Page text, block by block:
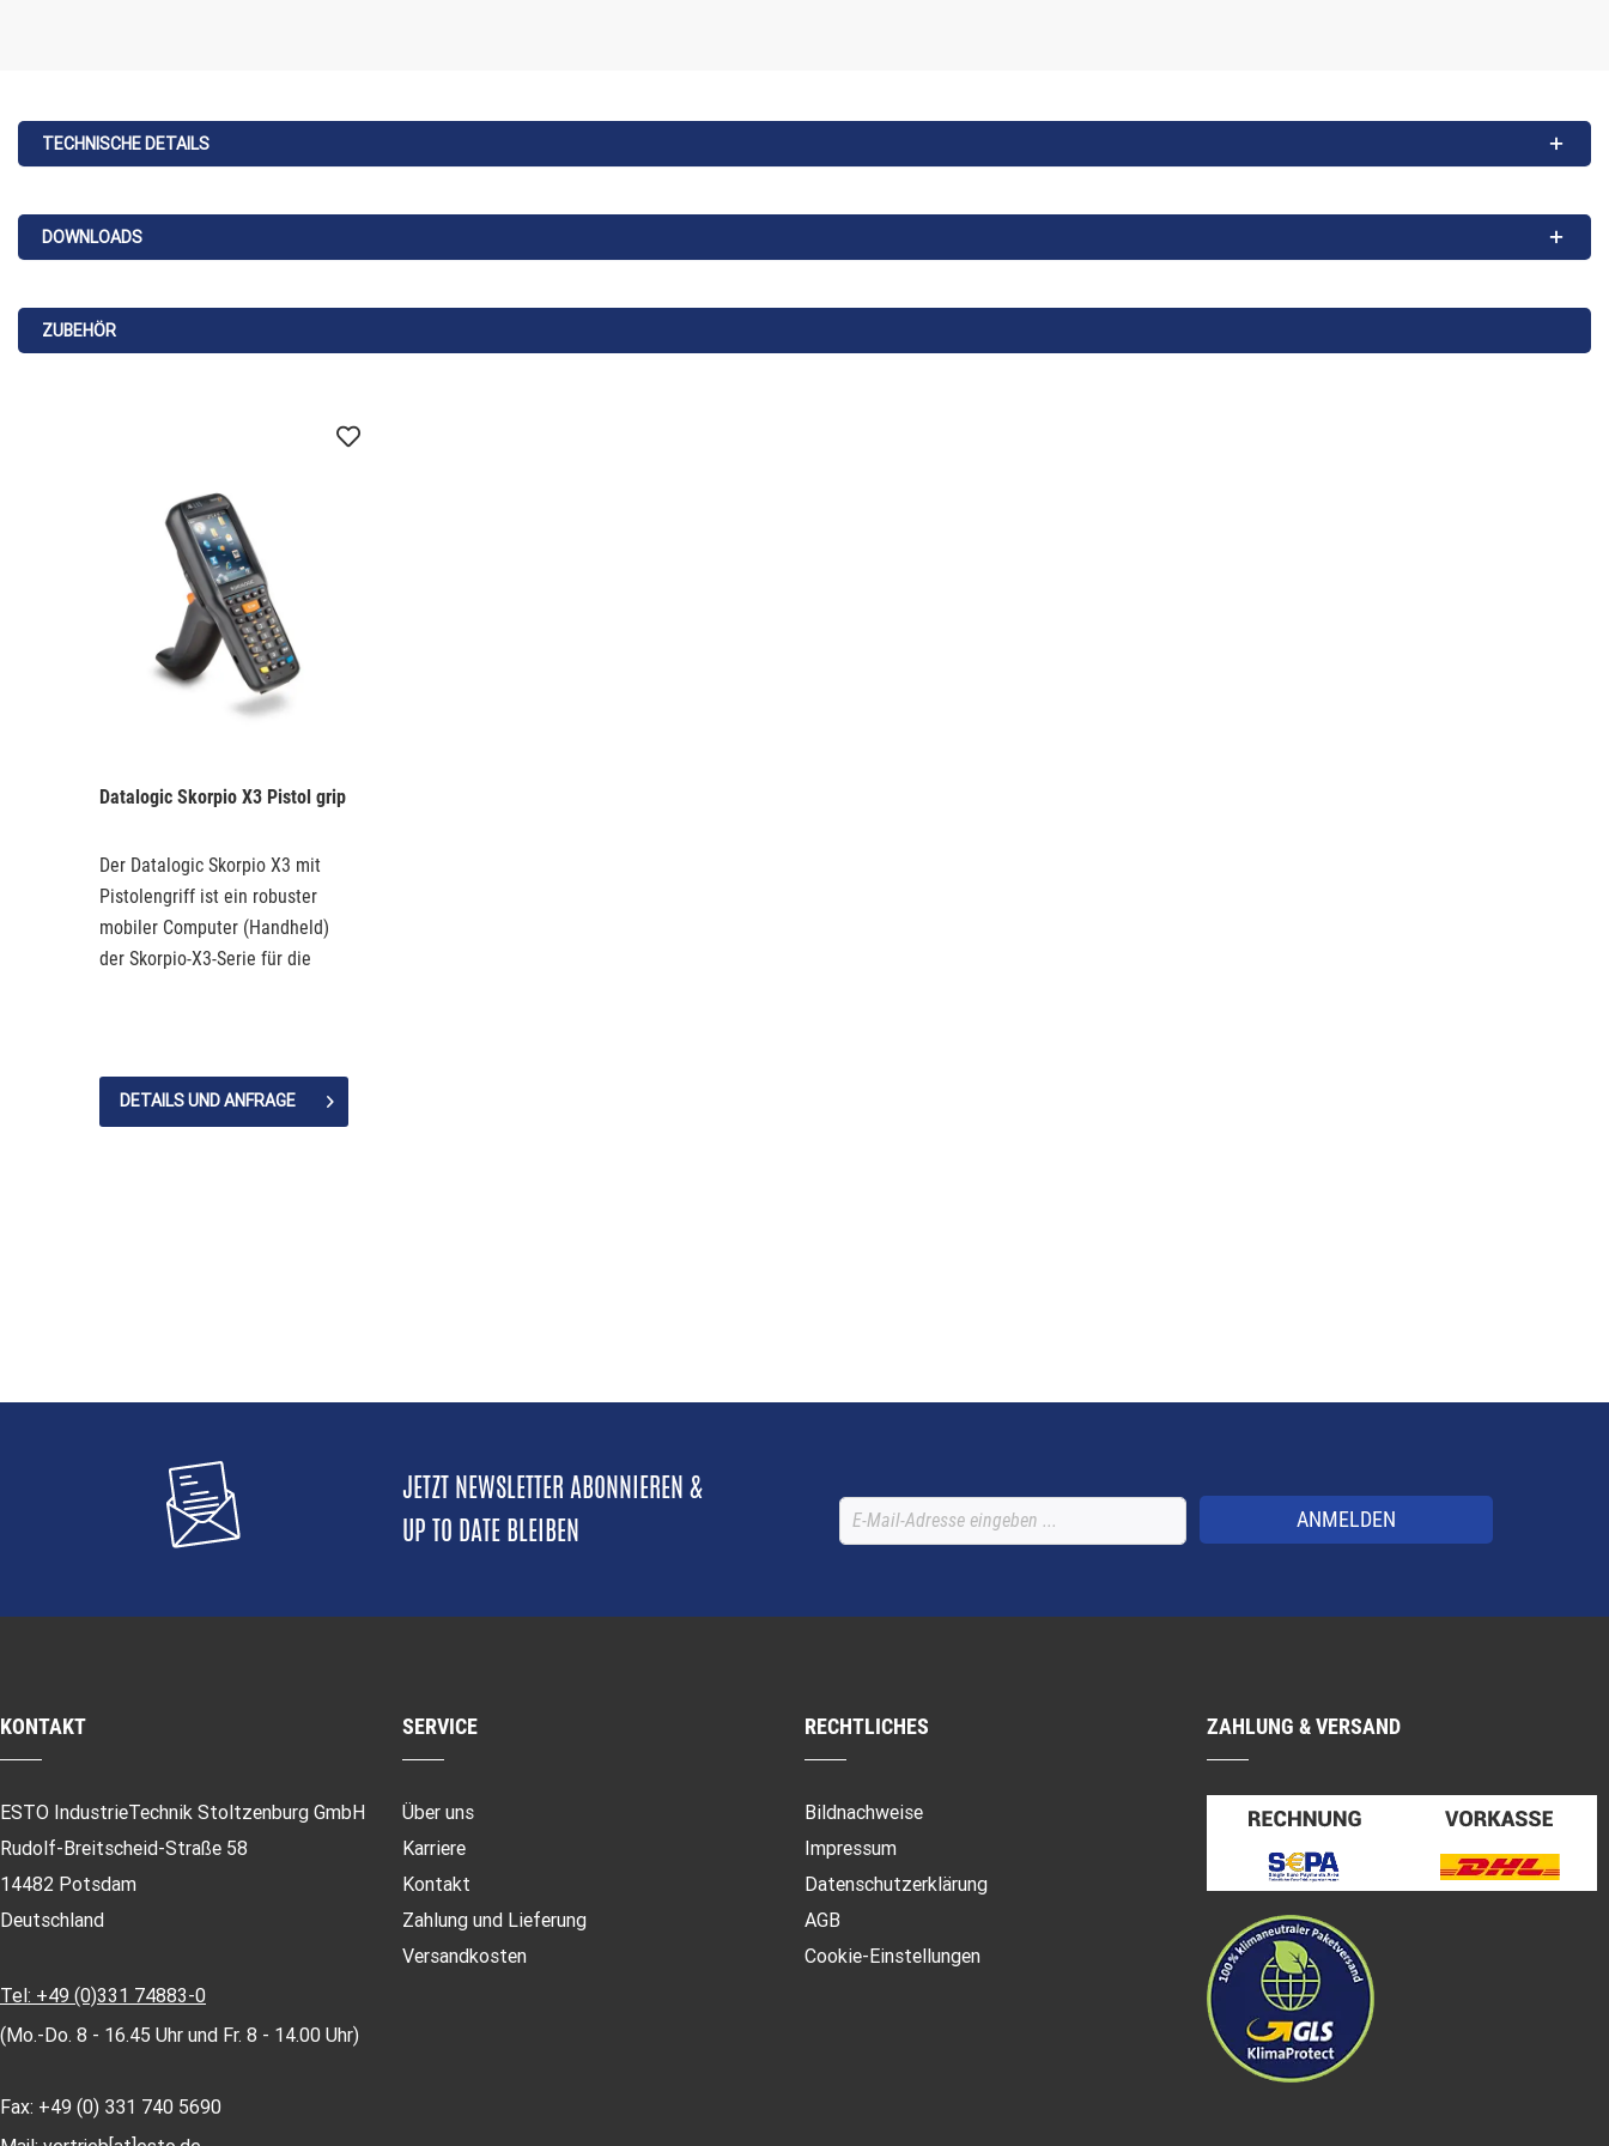
TECHNISCHE DETAILS
DOWNLOADS
ZUBEHÖR
Datalogic Skorpio X3 Pistol grip
Der Datalogic Skorpio X3 mit
Pistolengriff ist ein robuster
mobiler Computer (Handheld)
der Skorpio-X3-Serie für die
DETAILS UND ANFRAGE
JETZT NEWSLETTER ABONNIEREN &
UP TO DATE BLEIBEN
ANMELDEN
KONTAKT
ESTO IndustrieTechnik Stoltzenburg GmbH
Rudolf-Breitscheid-Straße 58
14482 Potsdam
Deutschland
Tel: +49 (0)331 74883-0
(Mo.-Do. 8 - 16.45 Uhr und Fr. 8 - 14.00 Uhr)
Fax: +49 (0) 331 740 5690
SERVICE
Über uns
Karriere
Kontakt
Zahlung und Lieferung
Versandkosten
RECHTLICHES
Bildnachweise
Impressum
Datenschutzerklärung
AGB
Cookie-Einstellungen
ZAHLUNG & VERSAND